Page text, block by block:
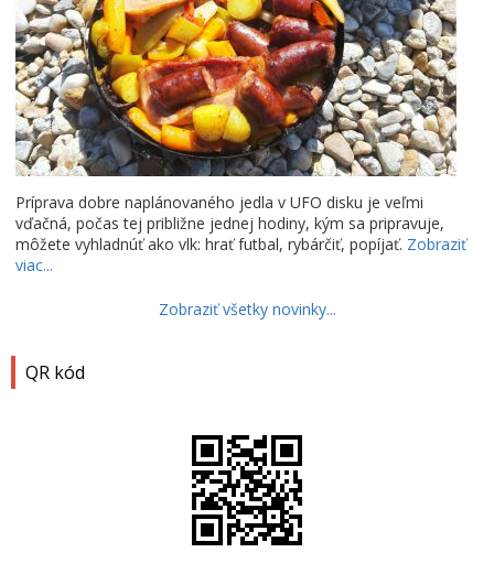
Príprava dobre naplánovaného jedla v UFO disku je veľmi
vďačná, počas tej približne jednej hodiny, kým sa pripravuje,
môžete vyhladnúť ako vlk: hrať futbal, rybárčiť, popíjať. Zobraziť
viac...
Zobraziť všetky novinky...
QR kód